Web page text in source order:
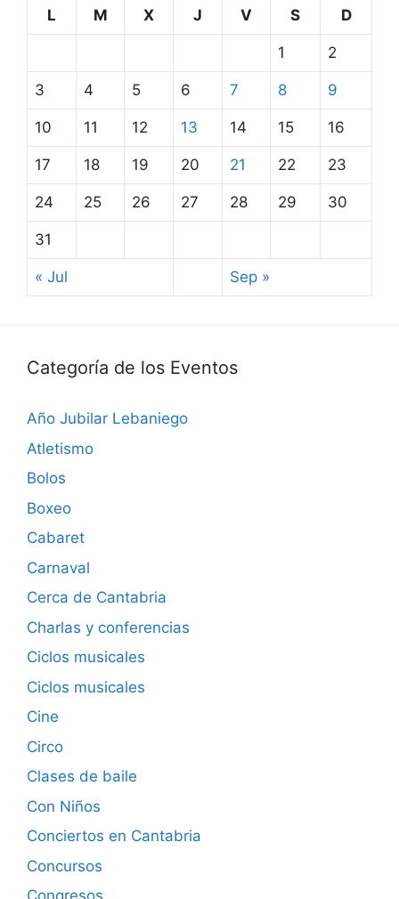
L M X J V S D
1 2
3 4 5 6 7 8 9
10 11 12 13 14 15 16
17 18 19 20 21 22 23
24 25 26 27 28 29 30
31
« Jul Sep »
Categoría de los Eventos
Año Jubilar Lebaniego
Atletismo
Bolos
Boxeo
Cabaret
Carnaval
Cerca de Cantabria
Charlas y conferencias
Ciclos musicales
Ciclos musicales
Cine
Circo
Clases de baile
Con Niños
Conciertos en Cantabria
Concursos